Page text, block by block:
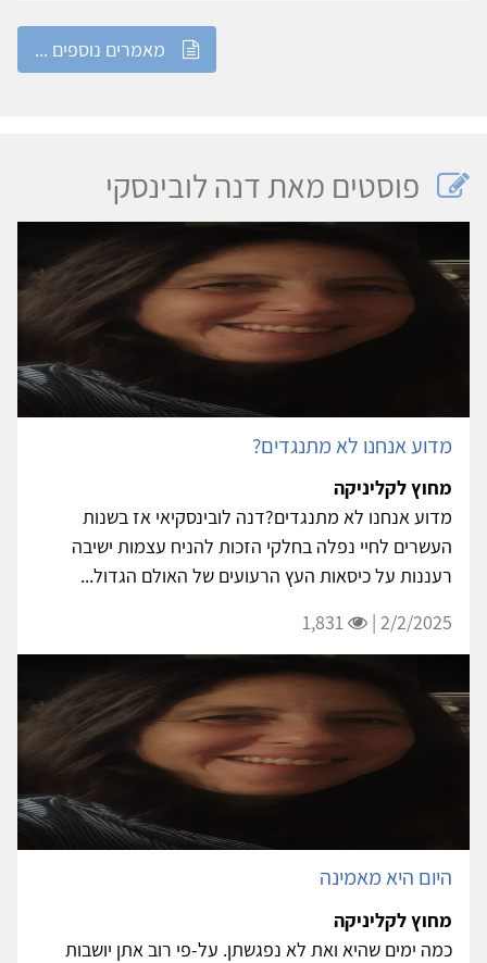
מאמרים נוספים ...
פוסטים מאת דנה לובינסקי
מדוע אנחנו לא מתנגדים?
מחוץ לקליניקה
מדוע אנחנו לא מתנגדים?דנה לובינסקיאי אז בשנות
העשרים לחיי נפלה בחלקי הזכות להניח עצמות ישיבה
רעננות על כיסאות העץ הרעועים של האולם הגדול...
2/2/2025 |
היום היא מאמינה
מחוץ לקליניקה
כמה ימים שהיא ואת לא נפגשתן. על-פי רוב אתן יושבות